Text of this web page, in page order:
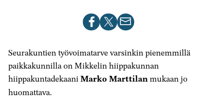
Jaa
artikkeli
Jaa
artikkeli
palvelussa
Jaa
artikkeli
Seurakuntien työvoimatarve varsinkin pienemmillä
paikkakunnilla on Mikkelin hiippakunnan
hiippakuntadekaaniMarko Marttilanmukaan jo
huomattava.